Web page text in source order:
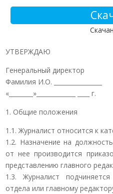
УТВЕРЖДАЮ
Генеральный директор
Фамилия И.О. ________________
«________»_____________ ____ г.
1. Общие положения
1.1. Журналист относится к
1.2. Назначение на
от нее производится
представлению главного
1.3. Журналист
отдела или главному